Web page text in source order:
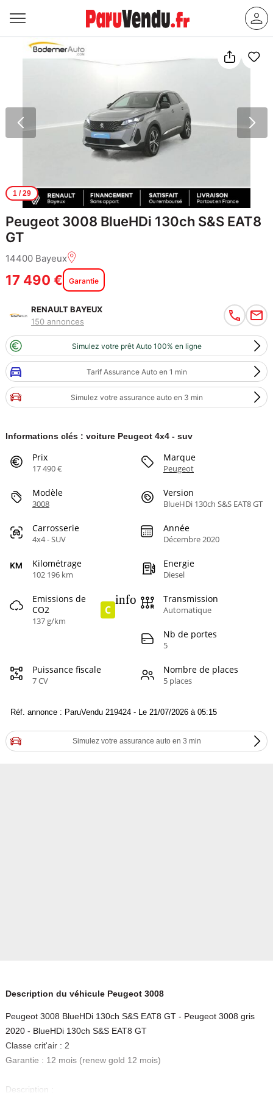
1/ 29
Peugeot 3008 BlueHDi 130ch S&S EAT8
GT
14400 Bayeux
17 490 € Garantie
RENAULT BAYEUX
150 annonces
Simulez votre prêt Auto 100% en ligne
Tarif Assurance Auto en 1 min
Simulez votre assurance auto en 3 min
Informations clés : voiture Peugeot 4x4 - suv
Prix
17 490 €
Marque
Peugeot
Modèle
3008
Version
BlueHDi 130ch S&S EAT8 GT
Carrosserie
4x4 - SUV
Année
Décembre 2020
Kilométrage
102 196 km
Energie
Diesel
Emissions de
CO2
137 g/km
C
info Transmission
Automatique
Nb de portes
5
Puissance fiscale
7 CV
Nombre de places
5 places
Réf. annonce : ParuVendu 219424 - Le 21/07/2026 à 05:15
Simulez votre assurance auto en 3 min
Description du véhicule Peugeot 3008
Peugeot 3008 BlueHDi 130ch S&S EAT8 GT - Peugeot 3008 gris
2020 - BlueHDi 130ch S&S EAT8 GT
Classe crit'air : 2
Garantie : 12 mois (renew gold 12 mois)
Description :